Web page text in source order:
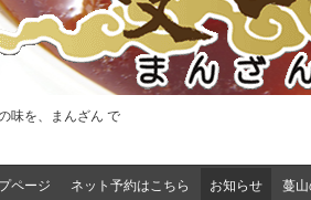
味を、まんざん で
ページ ネット予約はこちら お知らせ 蔓